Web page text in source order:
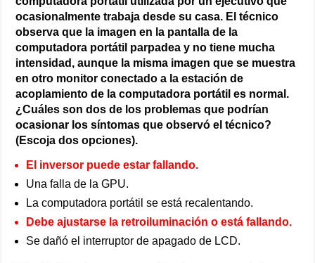
ocasionalmente trabaja desde su casa. El técnico
observa que la imagen en la pantalla de la
computadora portátil parpadea y no tiene mucha
intensidad, aunque la misma imagen que se muestra
en otro monitor conectado a la estación de
acoplamiento de la computadora portátil es normal.
¿Cuáles son dos de los problemas que podrían
ocasionar los síntomas que observó el técnico?
(Escoja dos opciones).
El inversor puede estar fallando.
Una falla de la GPU.
La computadora portátil se está recalentando.
Debe ajustarse la retroiluminación o está fallando.
Se dañó el interruptor de apagado de LCD.